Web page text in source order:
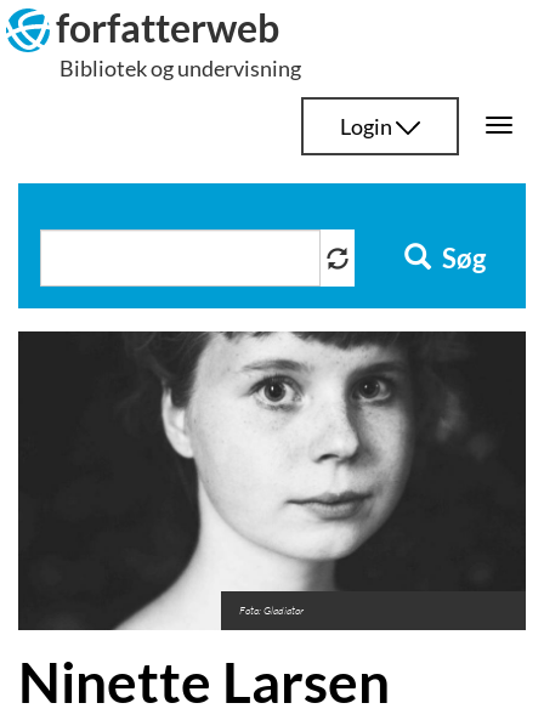
Hop
til
indhold
forfatterweb
Bibliotek og undervisning
Login
Søg
Foto: Gladiator
Ninette Larsen